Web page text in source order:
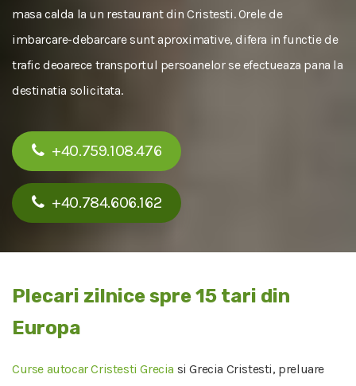
masa calda la un restaurant din Cristesti. Orele de
imbarcare-debarcare sunt aproximative, difera in functie de
trafic deoarece transportul persoanelor se efectueaza pana la
destinatia solicitata.
+40.759.108.476
+40.784.606.162
Plecari zilnice spre 15 tari din
Europa
Curse autocar Cristesti Grecia si Grecia Cristesti, preluare